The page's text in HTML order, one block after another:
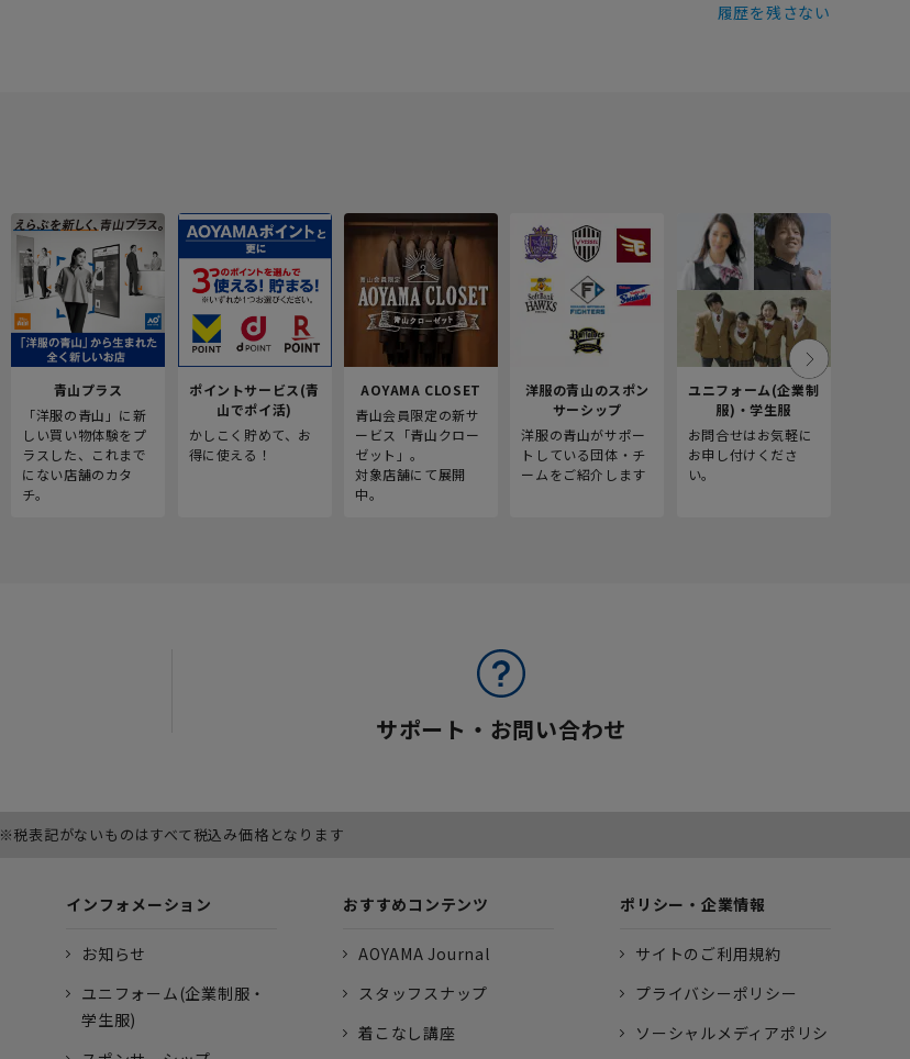
履歴を残さない
青山プラス
「洋服の青山」に新
しい買い物体験をプ
ラスした、これまで
にない店舗のカタ
チ。
ポイントサービス(青
山でポイ活)
かしこく貯めて、お
得に使える！
AOYAMA CLOSET
青山会員限定の新サ
ービス「青山クロー
ゼット」。
対象店舗にて展開
中。
洋服の青山のスポン
サーシップ
洋服の青山がサポー
トしている団体・チ
ームをご紹介します
ユニフォーム(企業制
服)・学生服
お問合せはお気軽に
お申し付けくださ
い。
サポート・お問い合わせ
※税表記がないものはすべて税込み価格となります
インフォメーション
お知らせ
ユニフォーム(企業制服・
学生服)
おすすめコンテンツ
AOYAMA Journal
スタッフスナップ
着こなし講座
ポリシー・企業情報
サイトのご利用規約
プライバシーポリシー
ソーシャルメディアポリシ